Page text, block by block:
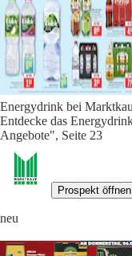
Energydrink bei
Entdecke das
Angebote", Seite 23
Prospekt öffnen
neu